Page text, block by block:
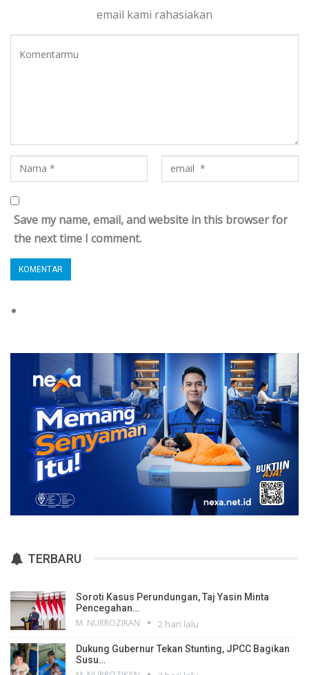
email kami rahasiakan
Save my name, email, and website in this browser for
the next time I comment.
TERBARU
Soroti Kasus Perundungan, Taj Yasin Minta
Pencegahan…
M. NURROZIKAN 2 hari lalu
Dukung Gubernur Tekan Stunting, JPCC Bagikan
Susu…